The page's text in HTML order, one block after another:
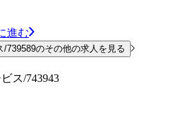
進む
739589のその他の求人を見る
ス/743943